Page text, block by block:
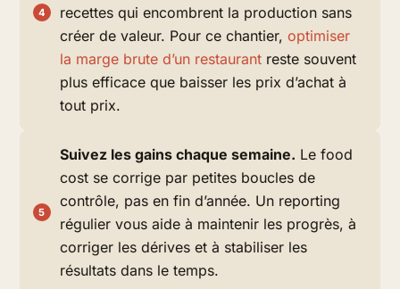
recettes qui encombrent la production sans
créer de valeur. Pour ce chantier,optimiser
la marge brute d’un restaurant reste souvent
plus efficace que baisser les prix d’achat à
tout prix.
Suivez les gains chaque semaine. Le food
cost se corrige par petites boucles de
contrôle, pas en fin d’année. Un reporting
régulier vous aide à maintenir les progrès, à
corriger les dérives et à stabiliser les
résultats dans le temps.